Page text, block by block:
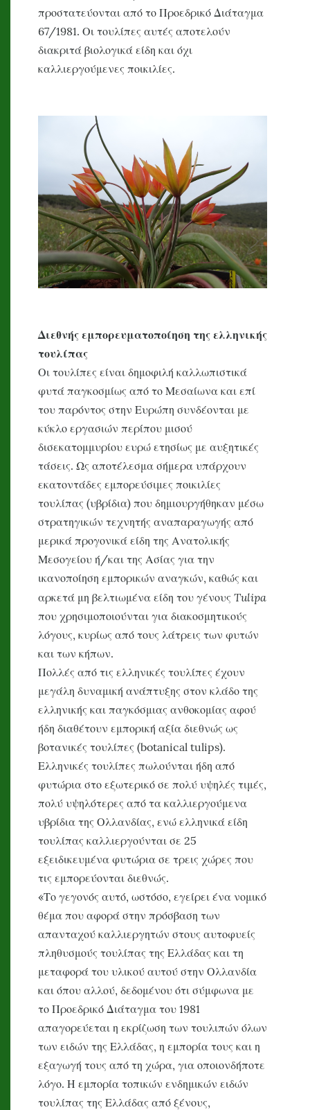
προστατεύονται από το Προεδρικό Διάταγμα
67/1981. Οι τουλίπες αυτές αποτελούν
διακριτά βιολογικά είδη και όχι
καλλιεργούμενες ποικιλίες.
Διεθνής εμπορευματοποίηση της ελληνικής
τουλίπας
Οι τουλίπες είναι δημοφιλή καλλωπιστικά
φυτά παγκοσμίως από το Μεσαίωνα και επί
του παρόντος στην Ευρώπη συνδέονται με
κύκλο εργασιών περίπου μισού
δισεκατομμυρίου ευρώ ετησίως με αυξητικές
τάσεις. Ως αποτέλεσμα σήμερα υπάρχουν
εκατοντάδες εμπορεύσιμες ποικιλίες
τουλίπας (υβρίδια) που δημιουργήθηκαν μέσω
στρατηγικών τεχνητής αναπαραγωγής από
μερικά προγονικά είδη της Ανατολικής
Μεσογείου ή/και της Ασίας για την
ικανοποίηση εμπορικών αναγκών, καθώς και
αρκετά μη βελτιωμένα είδη του γένουςTulipa
που χρησιμοποιούνται για διακοσμητικούς
λόγους, κυρίως από τους λάτρεις των φυτών
και των κήπων.
Πολλές από τις ελληνικές τουλίπες έχουν
μεγάλη δυναμική ανάπτυξης στον κλάδο της
ελληνικής και παγκόσμιας ανθοκομίας αφού
ήδη διαθέτουν εμπορική αξία διεθνώς ως
βοτανικές τουλίπες (botanical tulips).
Ελληνικές τουλίπες πωλούνται ήδη από
φυτώρια στο εξωτερικό σε πολύ υψηλές τιμές,
πολύ υψηλότερες από τα καλλιεργούμενα
υβρίδια της Ολλανδίας, ενώ ελληνικά είδη
τουλίπας καλλιεργούνται σε 25
εξειδικευμένα φυτώρια σε τρεις χώρες που
τις εμπορεύονται διεθνώς.
«Το γεγονός αυτό, ωστόσο, εγείρει ένα νομικό
θέμα που αφορά στην πρόσβαση των
απανταχού καλλιεργητών στους αυτοφυείς
πληθυσμούς τουλίπας της Ελλάδας και τη
μεταφορά του υλικού αυτού στην Ολλανδία
και όπου αλλού, δεδομένου ότι σύμφωνα με
το Προεδρικό Διάταγμα του 1981
απαγορεύεται η εκρίζωση των τουλιπών όλων
των ειδών της Ελλάδας, η εμπορία τους και η
εξαγωγή τους από τη χώρα, για οποιονδήποτε
λόγο. Η εμπορία τοπικών ενδημικών ειδών
τουλίπας της Ελλάδας από ξένους,